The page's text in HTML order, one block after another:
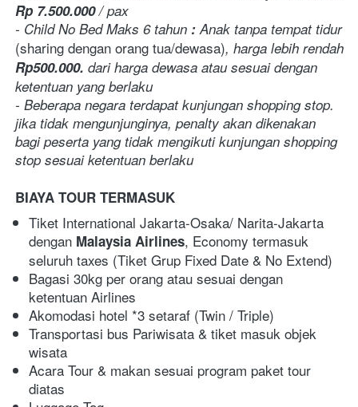
Rp 7.500.000 / pax
- Child No Bed Maks 6 tahun : Anak tanpa tempat tidur
(sharing dengan orang tua/dewasa)
Rp500.000. dari harga dewasa atau sesuai dengan
ketentuan yang berlaku
- Beberapa negara terdapat kunjungan shopping stop.
jika tidak mengunjunginya, penalty akan dikenakan
bagi peserta yang tidak mengikuti kunjungan shopping
stop sesuai ketentuan berlaku
BIAYA TOUR TERMASUK
Tiket International Jakarta-Osaka/ Narita-Jakarta
dengan Malaysia Airlines, Economy termasuk
seluruh taxes (Tiket Grup Fixed Date & No Extend)
Bagasi 30kg per orang atau sesuai dengan
ketentuan Airlines
Akomodasi hotel *3 setaraf (Twin / Triple)
Transportasi bus Pariwisata & tiket masuk objek
wisata
Acara Tour & makan sesuai program paket tour
diatas